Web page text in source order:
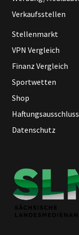
Verkaufsstellen
Stellenmarkt
VPN Vergleich
Finanz Vergleich
Sportwetten
Shop
Datenschutz